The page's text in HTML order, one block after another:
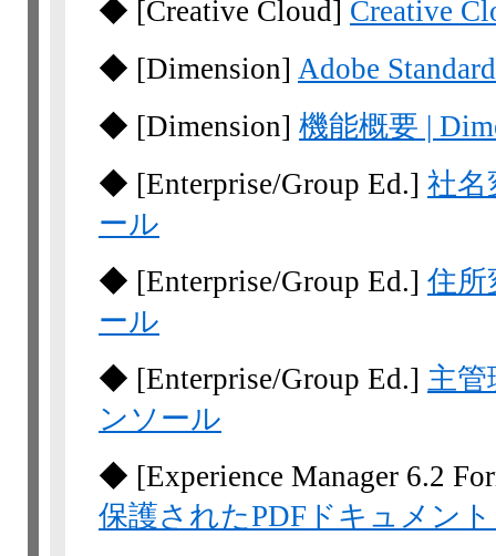
◆ [Creative Cloud] Creative
◆ [Dimension] Adobe
◆ [Dimension] 機能概要 |
◆ [Enterprise/Group Ed.] 社名
ール
◆ [Enterprise/Group Ed.] 住所
ール
◆ [Enterprise/Group Ed.] 主管
ンソール
◆ [Experience Manager 6.2
保護されたPDFドキュメン